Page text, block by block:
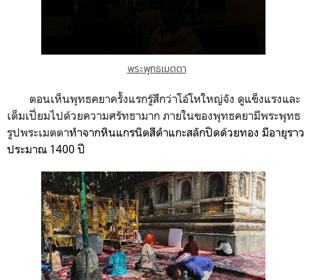
พระพุทธเมตตา
ตอนเห็นพุทธคยาครั้งแรกรู้สึกว่าโอ้โหใหญ่จัง ดูแข็งแรงและ
เต็มเปี่ยมไปด้วยความศรัทธามาก ภายในของพุทธคยามีพระพุทธ
รูปพระเมตตาทำจากหินแกรนิตสีดำแกะสลักปิดด้วยทอง มีอายุราว
ประมาณ 1400 ปี